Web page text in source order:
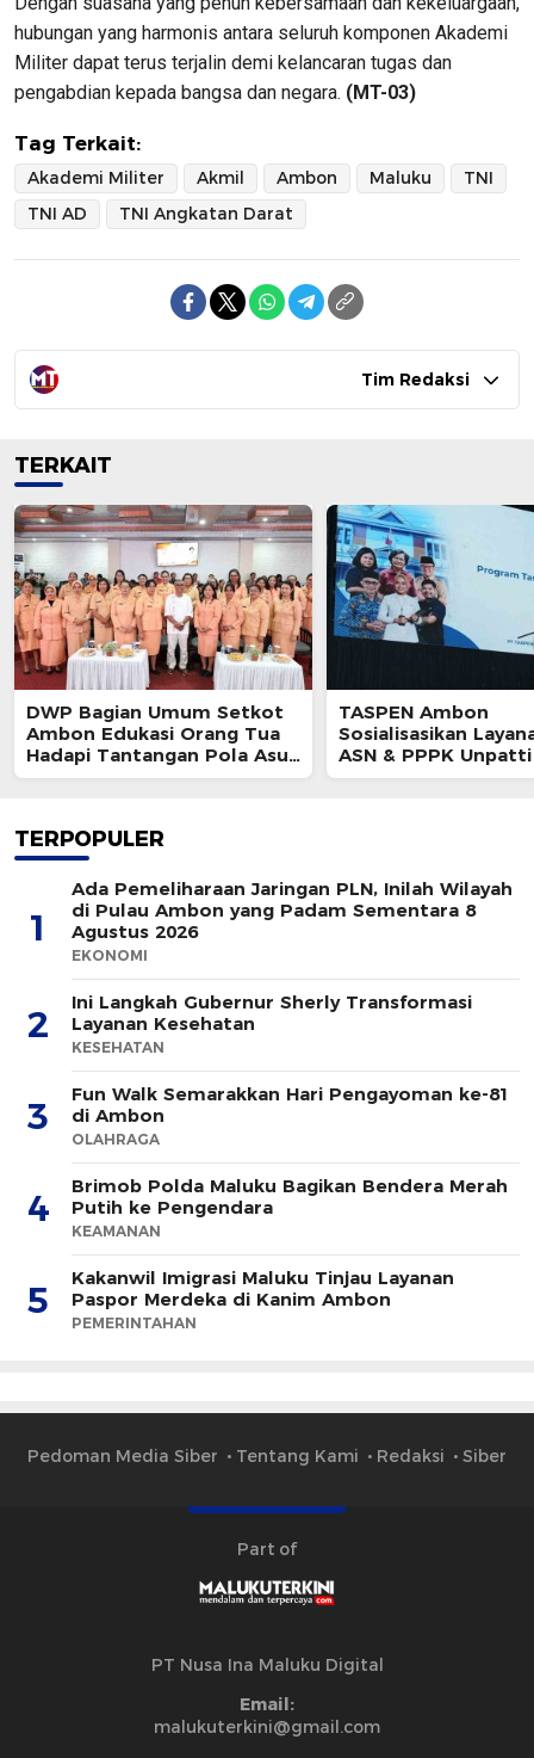
hubungan yang harmonis antara seluruh komponen Akademi
Militer dapat terus terjalin demi kelancaran tugas dan
pengabdian kepada bangsa dan negara. (MT-03)
Tag Terkait:
Akademi Militer Akmil Ambon Maluku
TNI
TNI AD
TNI Angkatan Darat
Tim Redaksi
TERKAIT
DWP Bagian Umum Setkot
Ambon Edukasi Orang Tua
Hadapi Tantangan Pola Asuh
Modern
TASPEN Ambon
Sosialisasikan
ASN & PPPK Unpatti
TERPOPULER
1
Ada Pemeliharaan Jaringan PLN, Inilah Wilayah
di Pulau Ambon yang Padam Sementara 8
Agustus 2026
EKONOMI
2
Ini Langkah Gubernur Sherly Transformasi
Layanan Kesehatan
KESEHATAN
3
Fun Walk Semarakkan Hari Pengayoman ke-81
di Ambon
OLAHRAGA
4
Brimob Polda Maluku Bagikan Bendera Merah
Putih ke Pengendara
KEAMANAN
5
Kakanwil Imigrasi Maluku Tinjau Layanan
Paspor Merdeka di Kanim Ambon
PEMERINTAHAN
Pedoman Media Siber Tentang Kami Redaksi Siber
Part of
PT Nusa Ina Maluku Digital
Email:
malukuterkini@gmail.com